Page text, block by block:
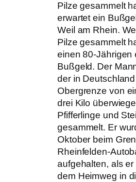
Pilze gesammelt
erwartet ein
Weil am Rhein.
Pilze gesammelt
einen 80-Jährigen
Bußgeld. Der
der in
Obergrenze von
drei Kilo
Pfifferlinge und
gesammelt. Er
Oktober beim
Rheinfelden-
aufgehalten, als
dem Heimweg in